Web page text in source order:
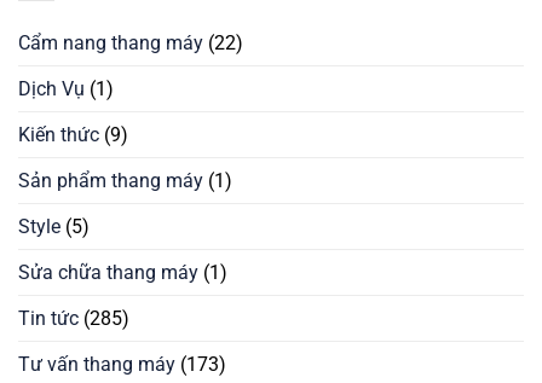
Cẩm nang thang máy (22)
Dịch Vụ (1)
Kiến thức (9)
Sản phẩm thang máy (1)
Style (5)
Sửa chữa thang máy (1)
Tin tức (285)
Tư vấn thang máy (173)